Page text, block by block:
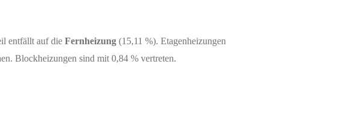
entfällt auf die Fernheizung (15,11 %). Etagenheizungen
Blockheizungen sind mit 0,84 % vertreten.